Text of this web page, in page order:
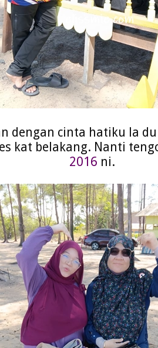
dengan cinta hatiku la
kat belakang. Nanti
2016 ni.